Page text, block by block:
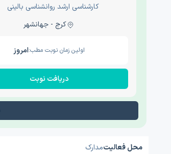
کارشناسی ارشد روانشناسی بالینی
کرج - جهانشهر
اولین زمان نوبت مطب:امروز
دریافت نوبت
محل فعالیتمدارک